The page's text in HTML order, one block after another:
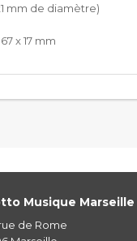
mm de diamètre)
x 17 mm
Musique Marseille
de Rome